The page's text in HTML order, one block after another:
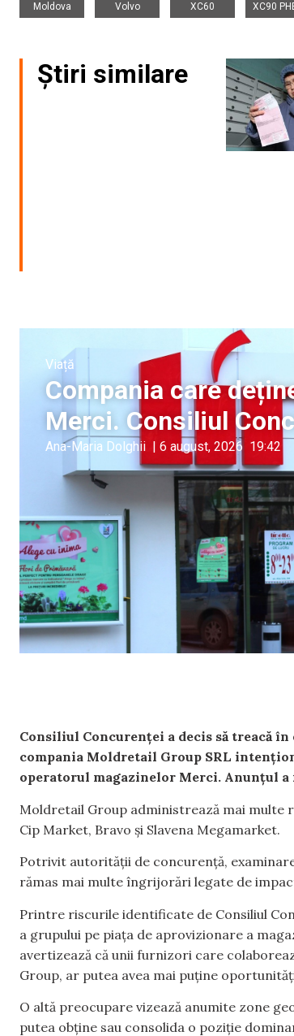
Moldova
Volvo
XC60
XC90
Știri similare
Viață
Compania care
Merci. Consiliul
Ana-Maria Dolghii 6 august, 2026 19:42
Consiliul Concurenței a decis să treacă
compania Moldretail Group SRL
operatorul magazinelor Merci. Anunțul a
Moldretail Group administrează mai multe
Cip Market, Bravo și Slavena Megamarket.
Potrivit autorității de concurență,
rămas mai multe îngrijorări legate de
Printre riscurile identificate de Consiliul
a grupului pe piața de aprovizionare a
avertizează că unii furnizori care
Group, ar putea avea mai puține
O altă preocupare vizează anumite zone
putea obține sau consolida o poziție